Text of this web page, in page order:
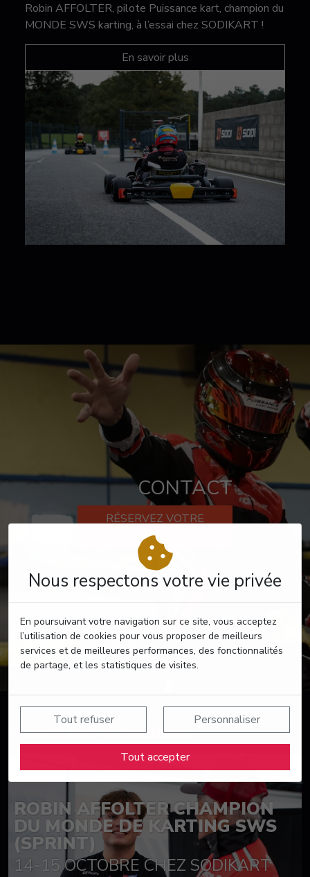
Nous respectons votre vie privée
En poursuivant votre navigation sur ce site, vous acceptez
l’utilisation de cookies pour vous proposer de meilleurs
services et de meilleures performances, des fonctionnalités
de partage, et les statistiques de visites.
Tout refuser Personnaliser
Tout accepter
Robin AFFOLTER, pilote Puissance kart, champion du
MONDE SWS karting, à l’essai chez SODIKART !
En savoir plus
CONTACT
RÉSERVEZ VOTRE
PASSAGE
Suivez nos actualités
ROBIN AFFOLTER CHAMPION
DU MONDE DE KARTING SWS
(SPRINT)
14-15 OCTOBRE CHEZ SODIKART